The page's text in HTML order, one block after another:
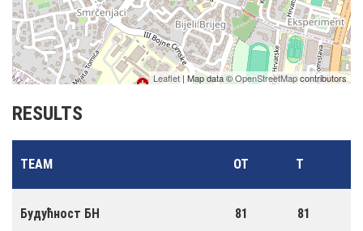
Leaflet | Map data ©OpenStreetMapcontributors
RESULTS
TEAM OT T
Будућност БН 81 81